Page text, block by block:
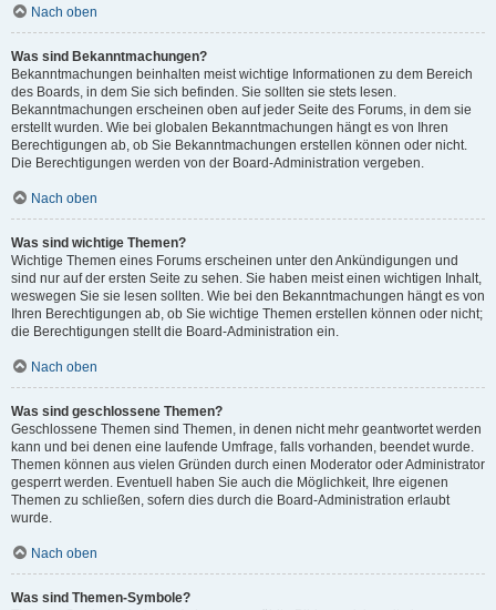
Nach oben
Was sind Bekanntmachungen?
Bekanntmachungen beinhalten meist wichtige Informationen zu dem Bereich
des Boards, in dem Sie sich befinden. Sie sollten sie stets lesen.
Bekanntmachungen erscheinen oben auf jeder Seite des Forums, in dem sie
erstellt wurden. Wie bei globalen Bekanntmachungen hängt es von Ihren
Berechtigungen ab, ob Sie Bekanntmachungen erstellen können oder nicht.
Die Berechtigungen werden von der Board-Administration vergeben.
Nach oben
Was sind wichtige Themen?
Wichtige Themen eines Forums erscheinen unter den Ankündigungen und
sind nur auf der ersten Seite zu sehen. Sie haben meist einen wichtigen Inhalt,
weswegen Sie sie lesen sollten. Wie bei den Bekanntmachungen hängt es von
Ihren Berechtigungen ab, ob Sie wichtige Themen erstellen können oder nicht;
die Berechtigungen stellt die Board-Administration ein.
Nach oben
Was sind geschlossene Themen?
Geschlossene Themen sind Themen, in denen nicht mehr geantwortet werden
kann und bei denen eine laufende Umfrage, falls vorhanden, beendet wurde.
Themen können aus vielen Gründen durch einen Moderator oder Administrator
gesperrt werden. Eventuell haben Sie auch die Möglichkeit, Ihre eigenen
Themen zu schließen, sofern dies durch die Board-Administration erlaubt
wurde.
Nach oben
Was sind Themen-Symbole?